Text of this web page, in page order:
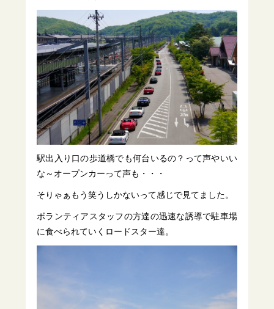
駅出入り口の歩道橋でも何台いるの？って声やいい
な～オープンカーって声も・・・
そりゃぁもう笑うしかないって感じで見てました。
ボランティアスタッフの方達の迅速な誘導で駐車場
に食べられていくロードスター達。